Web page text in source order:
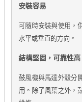
安裝容易
可隨時安裝與使用，
水平或垂直的方向。
結構堅固，可靠性高
鼓風機與馬達外殼分
用。除了風葉之外，